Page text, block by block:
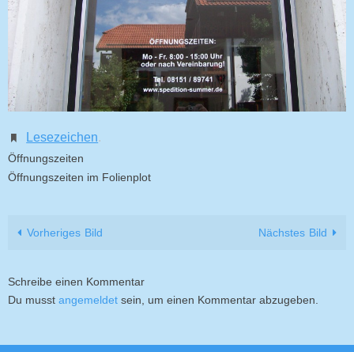
Lesezeichen.
Öffnungszeiten
Öffnungszeiten im Folienplot
Vorheriges Bild Nächstes Bild
Schreibe einen Kommentar
Du musst angemeldet sein, um einen Kommentar abzugeben.